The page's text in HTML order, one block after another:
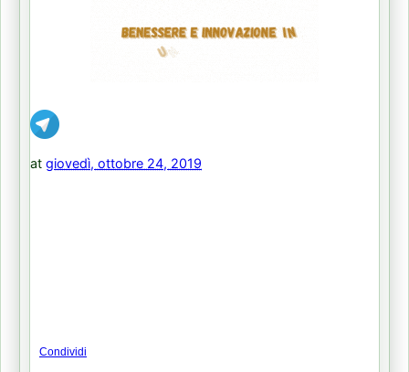
at giovedì, ottobre 24, 2019
Condividi